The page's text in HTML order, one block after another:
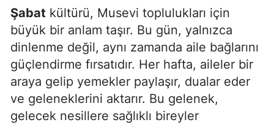
Şabat kültürü, Musevi toplulukları için
büyük bir anlam taşır. Bu gün, yalnızca
dinlenme değil, aynı zamanda aile bağlarını
güçlendirme fırsatıdır. Her hafta, aileler bir
araya gelip yemekler paylaşır, dualar eder
ve geleneklerini aktarır. Bu gelenek,
gelecek nesillere sağlıklı bireyler